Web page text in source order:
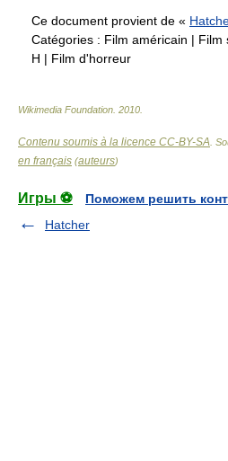
Ce document provient de «
Catégories : Film américain | Film
H | Film d'horreur
Wikimedia Foundation 2010
Contenu soumis à la licence CC-BY-SA .
en français (auteurs)
Игры ⚽
Поможем решить
Hatcher